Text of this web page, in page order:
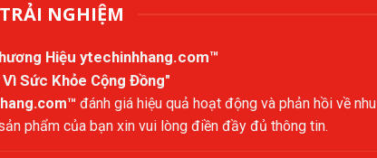
NGHIỆM
Hiệu ytechinhhang.com™
Sức Khỏe Cộng Đồng"
đánh giá hiệu quả hoạt động và phản hồi về nhu
phẩm của bạn xin vui lòng điền đầy đủ thông tin.